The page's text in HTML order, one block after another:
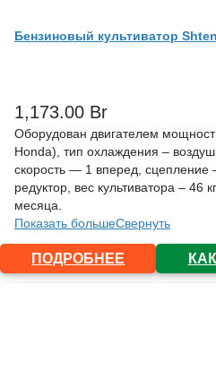
Бензиновый культиватор
1,173.00 Br
Оборудован двигателем
Honda), тип охлаждения –
скорость — 1 вперед, сцепление
редуктор, вес культиватора – 46
месяца.
Показать большеСвернуть
ПОДРОБНЕЕ